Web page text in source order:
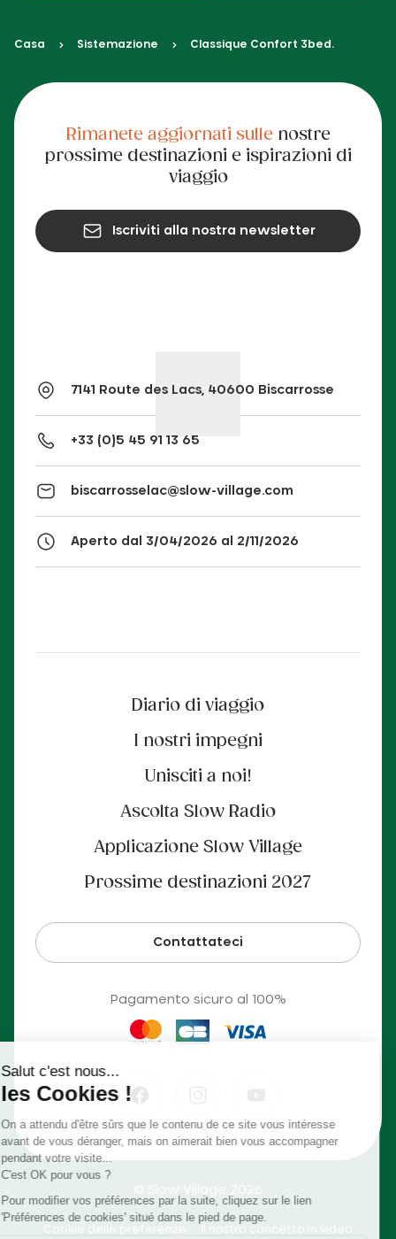
Casa Sistemazione Classique Confort 3bed.
7141 Route des Lacs, 40600 Biscarrosse
+33 (0)5 45 91 13 65
biscarrosselac@slow-village.com
Aperto dal 3/04/2026 al 2/11/2026
Diario di viaggio
I nostri impegni
Unisciti a noi!
Ascolta Slow Radio
Applicazione Slow Village
Prossime destinazioni 2027
Contattateci
Pagamento sicuro al 100%
Rimanete aggiornati sullenostre
prossime destinazioni e ispirazioni di
viaggio
Iscriviti alla nostra newsletter
© Slow Village 2026
Cookie delle preferenze Il nostro concetto in video